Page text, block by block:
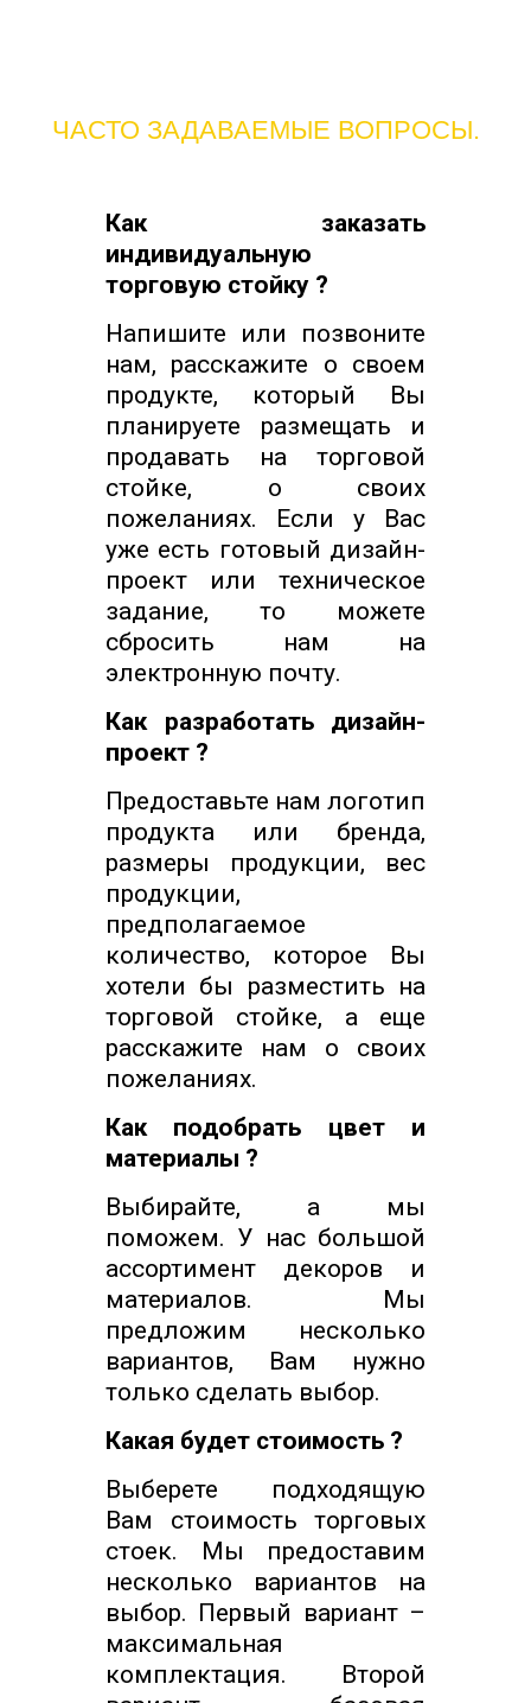
ЧАСТО ЗАДАВАЕМЫЕ ВОПРОСЫ.
Как заказать
индивидуальную
торговую стойку ?
Напишите или позвоните
нам, расскажите о своем
продукте, который Вы
планируете размещать и
продавать на торговой
стойке, о своих
пожеланиях. Если у Вас
уже есть готовый дизайн-
проект или техническое
задание, то можете
сбросить нам на
электронную почту.
Как разработать дизайн-
проект ?
Предоставьте нам логотип
продукта или бренда,
размеры продукции, вес
продукции,
предполагаемое
количество, которое Вы
хотели бы разместить на
торговой стойке, а еще
расскажите нам о своих
пожеланиях.
Как подобрать цвет и
материалы ?
Выбирайте, а мы
поможем. У нас большой
ассортимент декоров и
материалов. Мы
предложим несколько
вариантов, Вам нужно
только сделать выбор.
Какая будет стоимость ?
Выберете подходящую
Вам стоимость торговых
стоек. Мы предоставим
несколько вариантов на
выбор. Первый вариант –
максимальная
комплектация. Второй